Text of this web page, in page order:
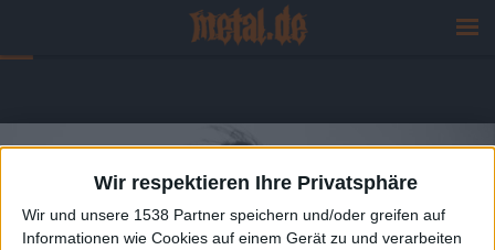
Wir respektieren Ihre Privatsphäre
Wir und unsere 1538 Partner speichern und/oder greifen auf
Informationen wie Cookies auf einem Gerät zu und verarbeiten